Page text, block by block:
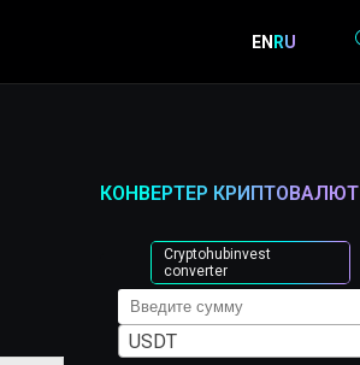
EN RU
КОНВЕРТЕР КРИПТОВАЛЮТ
USDT
Cryptohubinvest
converter